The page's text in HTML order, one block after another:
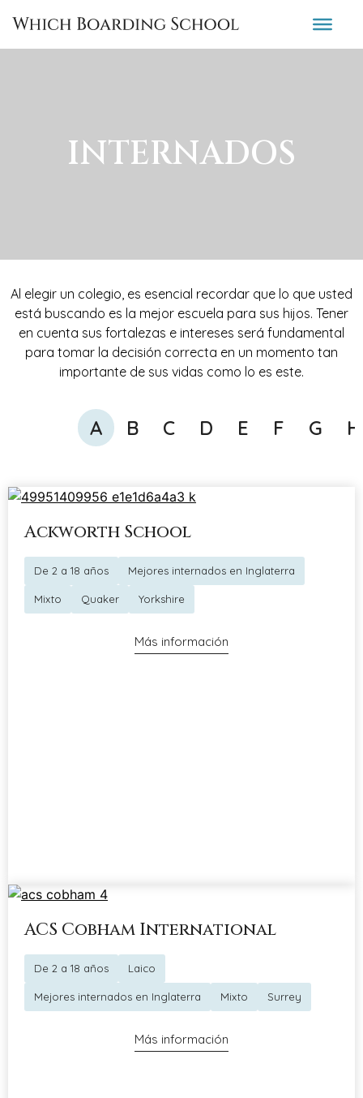
INTERNADOS
Al elegir un colegio, es esencial recordar que lo que usted
está buscando es la mejor escuela para sus hijos. Tener
en cuenta sus fortalezas e intereses será fundamental
para tomar la decisión correcta en un momento tan
importante de sus vidas como lo es este.
A B C D E F G H
Ackworth School
De 2 a 18 años Mejores internados en Inglaterra
Mixto Quaker Yorkshire
Más información
ACS Cobham International
De 2 a 18 años Laico
Mejores internados en Inglaterra Mixto Surrey
Más información